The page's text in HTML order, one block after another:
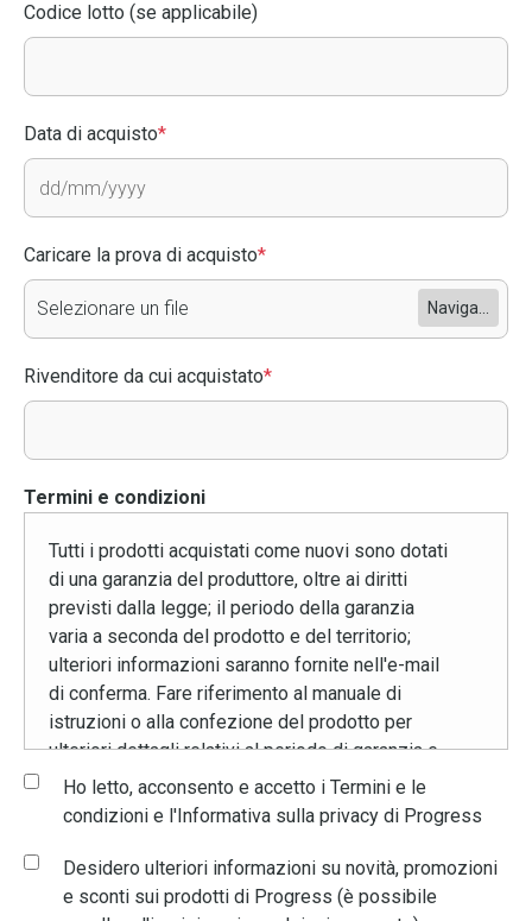
Codice lotto (se applicabile)
Data di acquisto*
Caricare la prova di acquisto*
Naviga...
Selezionare un file
Rivenditore da cui acquistato*
Termini e condizioni
Tutti i prodotti acquistati come nuovi sono dotati
di una garanzia del produttore, oltre ai diritti
previsti dalla legge; il periodo della garanzia
varia a seconda del prodotto e del territorio;
ulteriori informazioni saranno fornite nell'e-mail
di conferma. Fare riferimento al manuale di
istruzioni o alla confezione del prodotto per
ulteriori dettagli relativi al periodo di garanzia e
ai contatti. La garanzia è valida soltanto se i
prodotti vengono utilizzati in conformità alle
La garanzia sarà annullata in caso di uso
improprio o di smontaggio dei prodotti. Ai sensi
Ho letto, acconsento e accetto i Termini e le
condizioni e l'Informativa sulla privacy di Progress
Desidero ulteriori informazioni su novità, promozioni
e sconti sui prodotti di Progress (è possibile